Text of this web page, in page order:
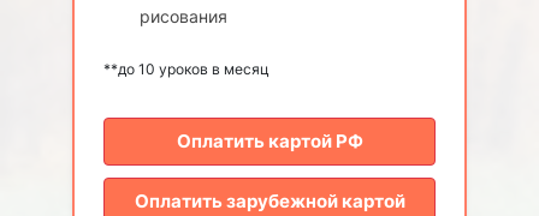
рисования
**до 10 уроков в месяц
Оплатить картой РФ
Оплатить зарубежной картой